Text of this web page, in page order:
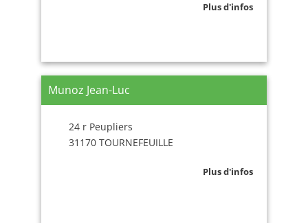
Plus d'infos
Munoz Jean-Luc
24 r Peupliers
31170 TOURNEFEUILLE
Plus d'infos